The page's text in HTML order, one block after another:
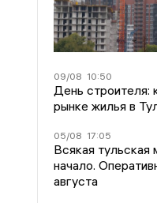
09/08 10:50
День строителя:
рынке жилья в
05/08 17:05
Всякая тульская
начало.
августа